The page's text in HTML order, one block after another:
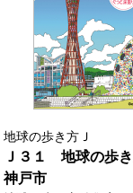
地球の歩き方Ｊ
Ｊ３１ 地球の歩
神戸市